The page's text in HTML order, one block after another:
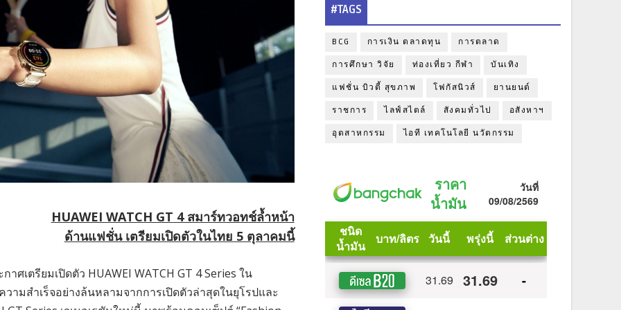
HUAWEI WATCH GT 4 สมาร์ทวอทช์ล้ำหน้า
ด้านแฟชั่น เตรียมเปิดตัวในไทย 5 ตุลาคมนี้
ศเตรียมเปิดตัว HUAWEI WATCH GT 4 Series ใน
ามสำเร็จอย่างล้นหลามจากการเปิดตัวล่าสุดในยุโรปและ
#TAGS
BCG การเงิน ตลาดทุน การตลาด
การศึกษา วิจัย ท่องเที่ยว กีฬา บันเทิง
แฟชั่น บิวตี้ สุขภาพ โฟกัสนิวส์ ยานยนต์
ราชการ ไลฟ์สไตล์ สังคมทั่วไป อสังหาฯ
อุตสาหกรรม ไอที เทคโนโลยี นวัตกรรม